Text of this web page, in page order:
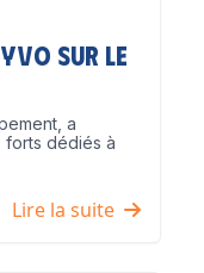
sur le
a
forts dédiés à
Lire la suite